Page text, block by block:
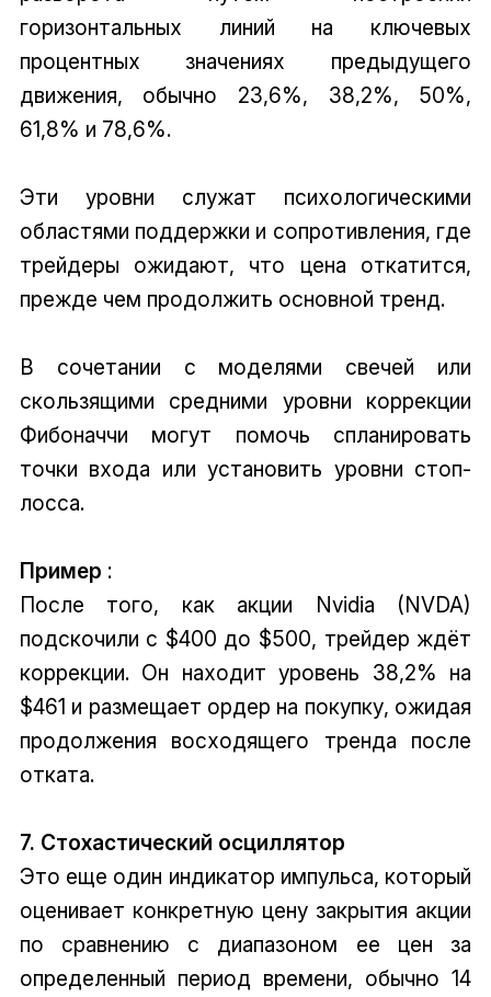
горизонтальных линий на ключевых
процентных значениях предыдущего
движения, обычно 23,6%, 38,2%, 50%,
61,8% и 78,6%.
Эти уровни служат психологическими
областями поддержки и сопротивления, где
трейдеры ожидают, что цена откатится,
прежде чем продолжить основной тренд.
В сочетании с моделями свечей или
скользящими средними уровни коррекции
Фибоначчи могут помочь спланировать
точки входа или установить уровни стоп-
лосса.
Пример :
После того, как акции Nvidia (NVDA)
подскочили с $400 до $500, трейдер ждёт
коррекции. Он находит уровень 38,2% на
$461 и размещает ордер на покупку, ожидая
продолжения восходящего тренда после
отката.
7. Стохастический осциллятор
Это еще один индикатор импульса, который
оценивает конкретную цену закрытия акции
по сравнению с диапазоном ее цен за
определенный период времени, обычно 14